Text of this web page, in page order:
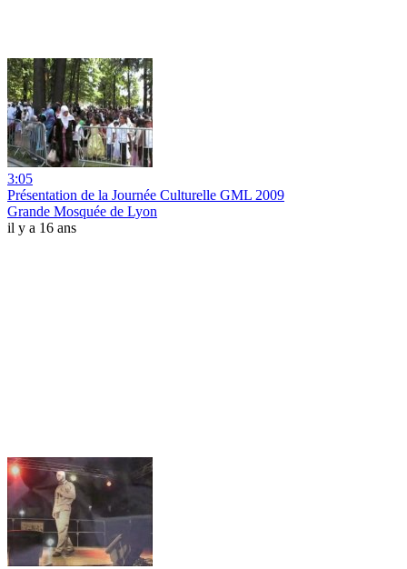
3:05
Présentation de la Journée Culturelle GML 2009
Grande Mosquée de Lyon
il y a 16 ans